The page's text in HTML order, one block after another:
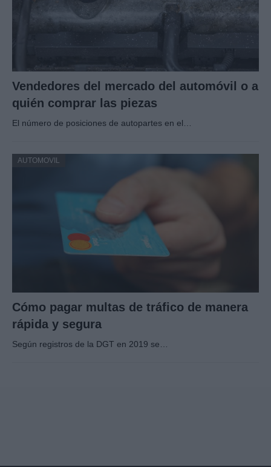
Vendedores del mercado del automóvil o a
quién comprar las piezas
El número de posiciones de autopartes en el…
AUTOMOVIL
Cómo pagar multas de tráfico de manera
rápida y segura
Según registros de la DGT en 2019 se…